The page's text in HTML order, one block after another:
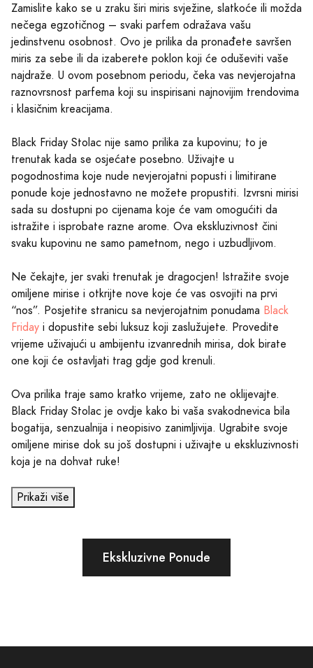
Zamislite kako se u zraku širi miris svježine, slatkoće ili možda
nečega egzotičnog – svaki parfem odražava vašu
jedinstvenu osobnost. Ovo je prilika da pronađete savršen
miris za sebe ili da izaberete poklon koji će oduševiti vaše
najdraže. U ovom posebnom periodu, čeka vas nevjerojatna
raznovrsnost parfema koji su inspirisani najnovijim trendovima
i klasičnim kreacijama.
Black Friday Stolac nije samo prilika za kupovinu; to je
trenutak kada se osjećate posebno. Uživajte u
pogodnostima koje nude nevjerojatni popusti i limitirane
ponude koje jednostavno ne možete propustiti. Izvrsni mirisi
sada su dostupni po cijenama koje će vam omogućiti da
istražite i isprobate razne arome. Ova ekskluzivnost čini
svaku kupovinu ne samo pametnom, nego i uzbudljivom.
Ne čekajte, jer svaki trenutak je dragocjen! Istražite svoje
omiljene mirise i otkrijte nove koje će vas osvojiti na prvi
“nos”. Posjetite stranicu sa nevjerojatnim ponudama Black
Friday i dopustite sebi luksuz koji zaslužujete. Provedite
vrijeme uživajući u ambijentu izvanrednih mirisa, dok birate
one koji će ostavljati trag gdje god krenuli.
Ova prilika traje samo kratko vrijeme, zato ne oklijevajte.
Black Friday Stolac je ovdje kako bi vaša svakodnevica bila
bogatija, senzualnija i neopisivo zanimljivija. Ugrabite svoje
omiljene mirise dok su još dostupni i uživajte u ekskluzivnosti
koja je na dohvat ruke!
Prikaži više
Ekskluzivne Ponude